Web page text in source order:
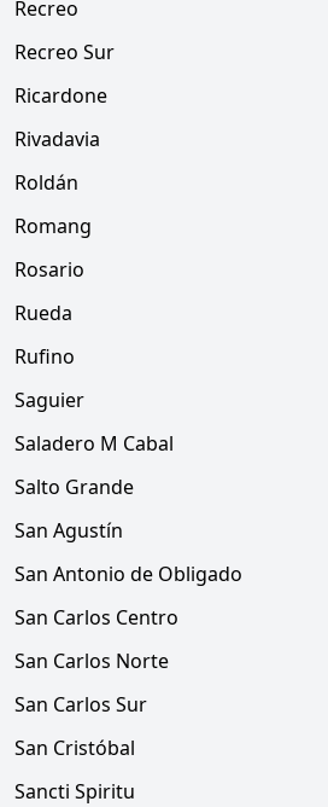
Recreo
Recreo Sur
Ricardone
Rivadavia
Roldán
Romang
Rosario
Rueda
Rufino
Saguier
Saladero M Cabal
Salto Grande
San Agustín
San Antonio de Obligado
San Carlos Centro
San Carlos Norte
San Carlos Sur
San Cristóbal
Sancti Spiritu